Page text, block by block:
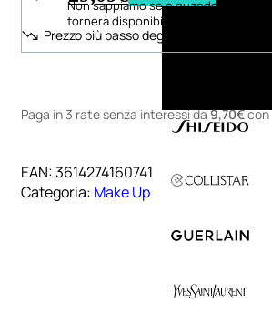
Prezzo più basso degli ultimi 30 giorni:
Non sappiamo se e quando il prodotto
tornerà disponibile
Paga in 3 rate senza interessida9,70€con
EAN:3614274160741
Categoria: Make Up